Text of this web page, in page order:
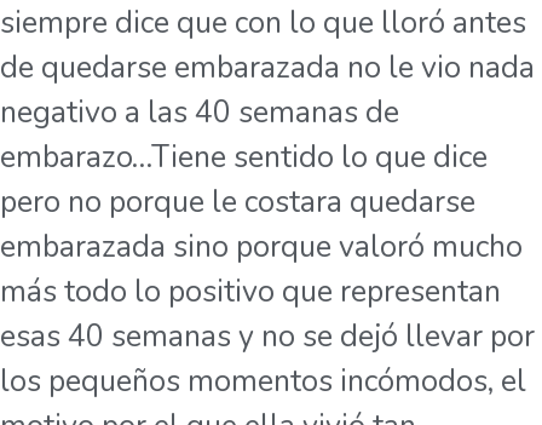
siempre dice que con lo que lloró antes
de quedarse embarazada no le vio nada
negativo a las 40 semanas de
embarazo…Tiene sentido lo que dice
pero no porque le costara quedarse
embarazada sino porque valoró mucho
más todo lo positivo que representan
esas 40 semanas y no se dejó llevar por
los pequeños momentos incómodos, el